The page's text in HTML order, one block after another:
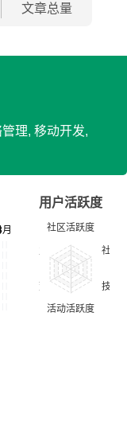
文章总量
理, 移动开发,
用户活跃度